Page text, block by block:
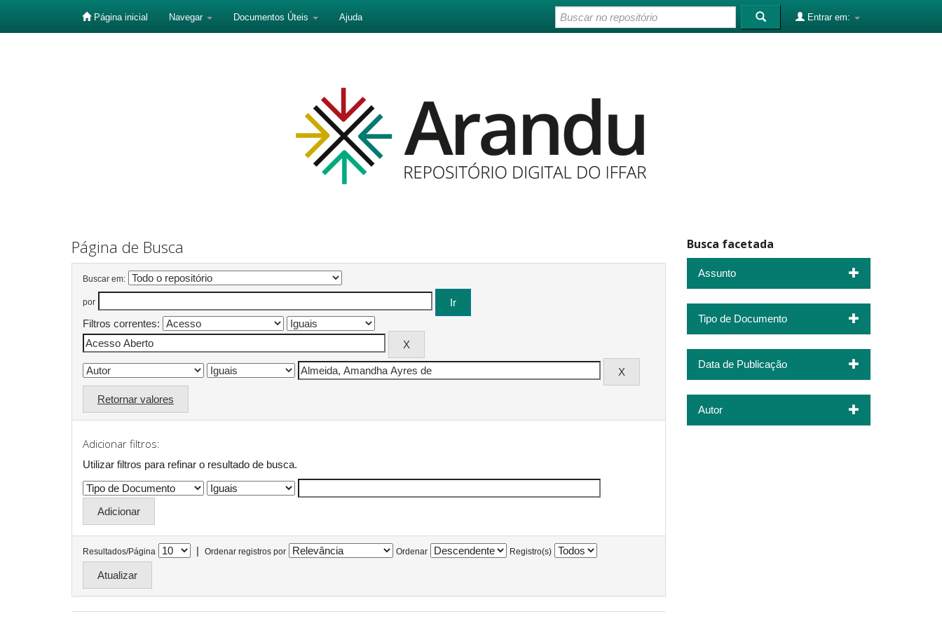
Página inicial Navegar Documentos Úteis Ajuda Entrar em:
Página de Busca
Buscar em:
por
Filtros correntes:
Retornar valores
Adicionar filtros:
Utilizar filtros para refinar o resultado de busca.
Resultados/Página | Ordenar registros por Ordenar Registro(s)
Busca facetada
Assunto
Tipo de Documento
Data de Publicação
Autor